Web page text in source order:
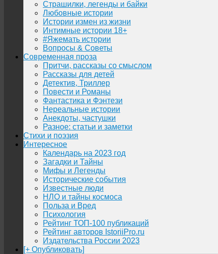
Страшилки, легенды и байки
Любовные истории
Истории измен из жизни
Интимные истории 18+
#Яжемать истории
Вопросы & Советы
Современная проза
Притчи, рассказы со смыслом
Рассказы для детей
Детектив, Триллер
Повести и Романы
Фантастика и Фэнтези
Нереальные истории
Анекдоты, частушки
Разное: статьи и заметки
Стихи и поэзия
Интересное
Календарь на 2023 год
Загадки и Тайны
Мифы и Легенды
Исторические события
Известные люди
НЛО и тайны космоса
Польза и Вред
Психология
Рейтинг ТОП-100 публикаций
Рейтинг авторов IstoriiPro.ru
Издательства России 2023
[+ Опубликовать]